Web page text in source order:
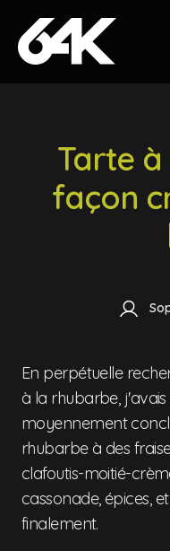
Skip to content
Tarte
façon
En perpétuelle
à la rhubarbe, j'avais
moyennement
rhubarbe à des
clafoutis-moitié-
cassonade, épices,
finalement.